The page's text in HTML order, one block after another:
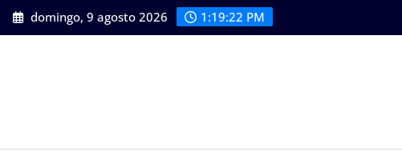
Saltar
al
domingo, 9 agosto 2026 1:19:23 PM